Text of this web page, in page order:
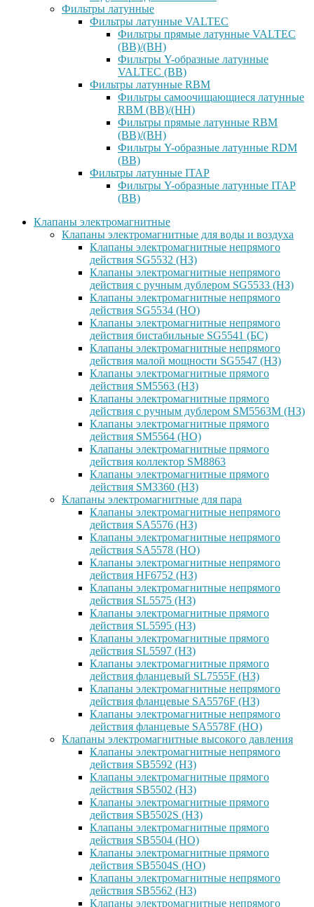
Фильтры латунные
Фильтры латунные VALTEC
Фильтры прямые латунные VALTEC
(ВВ)/(ВН)
Фильтры Y-образные латунные
VALTEC (ВВ)
Фильтры латунные RBM
Фильтры самоочищающиеся латунные
RBM (ВВ)/(НН)
Фильтры прямые латунные RBM
(ВВ)/(ВН)
Фильтры Y-образные латунные RDM
(ВВ)
Фильтры латунные ITAP
Фильтры Y-образные латунные ITAP
(ВВ)
Клапаны электромагнитные
Клапаны электромагнитные для воды и воздуха
Клапаны электромагнитные непрямого
действия SG5532 (НЗ)
Клапаны электромагнитные непрямого
действия с ручным дублером SG5533 (НЗ)
Клапаны электромагнитные непрямого
действия SG5534 (НО)
Клапаны электромагнитные непрямого
действия бистабильные SG5541 (БС)
Клапаны электромагнитные непрямого
действия малой мощности SG5547 (НЗ)
Клапаны электромагнитные прямого
действия SM5563 (НЗ)
Клапаны электромагнитные прямого
действия с ручным дублером SM5563M (НЗ)
Клапаны электромагнитные прямого
действия SM5564 (НО)
Клапаны электромагнитные прямого
дейcтвия коллектор SM8863
Клапаны электромагнитные прямого
действия SM3360 (НЗ)
Клапаны электромагнитные для пара
Клапаны электромагнитные непрямого
действия SA5576 (НЗ)
Клапаны электромагнитные непрямого
действия SA5578 (НО)
Клапаны электромагнитные непрямого
действия HF6752 (НЗ)
Клапаны электромагнитные непрямого
действия SL5575 (НЗ)
Клапаны электромагнитные прямого
действия SL5595 (НЗ)
Клапаны электромагнитные прямого
действия SL5597 (НЗ)
Клапаны электромагнитные прямого
действия фланцевый SL7555F (НЗ)
Клапаны электромагнитные непрямого
действия фланцевые SA5576F (НЗ)
Клапаны электромагнитные непрямого
действия фланцевые SA5578F (НО)
Клапаны электромагнитные высокого давления
Клапаны электромагнитные непрямого
действия SB5592 (НЗ)
Клапаны электромагнитные прямого
действия SB5502 (НЗ)
Клапаны электромагнитные прямого
действия SB5502S (НЗ)
Клапаны электромагнитные прямого
действия SB5504 (НО)
Клапаны электромагнитные прямого
действия SB5504S (НО)
Клапаны электромагнитные непрямого
действия SB5562 (НЗ)
Клапаны электромагнитные непрямого